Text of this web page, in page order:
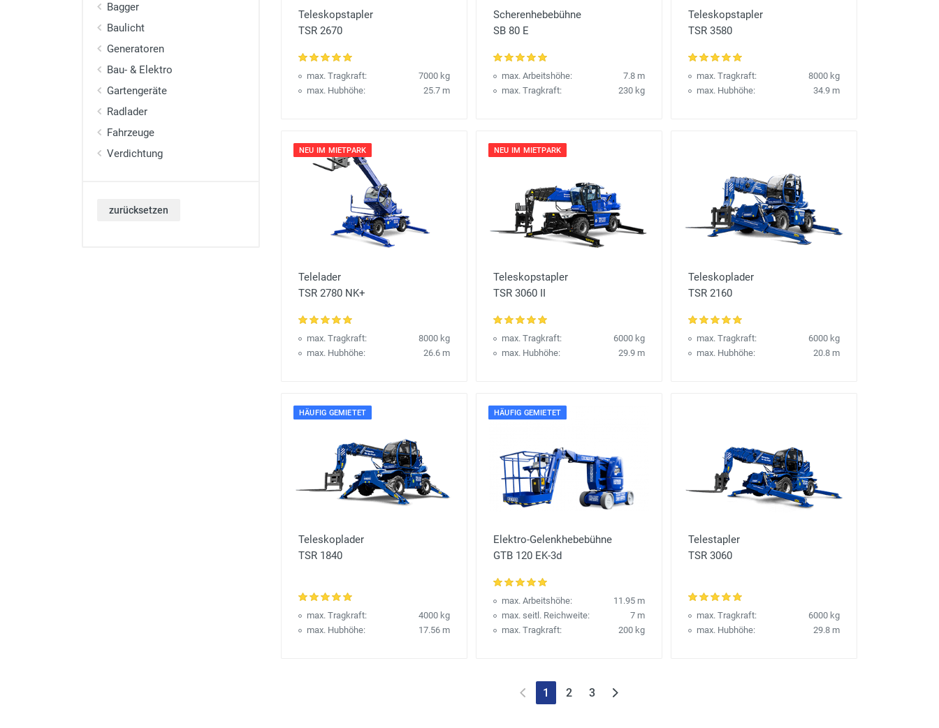
Bagger
Baulicht
Generatoren
Bau- & Elektro
Gartengeräte
Radlader
Fahrzeuge
Verdichtung
zurücksetzen
Teleskopstapler
TSR 2670
max. Tragkraft:
7000 kg
max. Hubhöhe:
25.7 m
Scherenhebebühne
SB 80 E
max. Arbeitshöhe:
7.8 m
max. Tragkraft:
230 kg
Teleskopstapler
TSR 3580
max. Tragkraft:
8000 kg
max. Hubhöhe:
34.9 m
NEU IM MIETPARK
Telelader
TSR 2780 NK+
max. Tragkraft:
8000 kg
max. Hubhöhe:
26.6 m
NEU IM MIETPARK
Teleskopstapler
TSR 3060 II
max. Tragkraft:
6000 kg
max. Hubhöhe:
29.9 m
Teleskoplader
TSR 2160
max. Tragkraft:
6000 kg
max. Hubhöhe:
20.8 m
HÄUFIG GEMIETET
Teleskoplader
TSR 1840
max. Tragkraft:
4000 kg
max. Hubhöhe:
17.56 m
HÄUFIG GEMIETET
Elektro-Gelenkhebebühne
GTB 120 EK-3d
max. Arbeitshöhe:
11.95 m
max. seitl. Reichweite:
7 m
max. Tragkraft:
200 kg
Telestapler
TSR 3060
max. Tragkraft:
6000 kg
max. Hubhöhe:
29.8 m
1 2 3